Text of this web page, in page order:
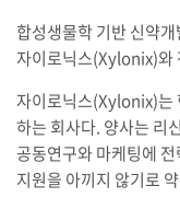
합성생물학 기반 신약
자이로닉스(Xylonix)와
자이로닉스(Xylonix)는
하는 회사다. 양사는 리
공동연구와 마케팅에
지원을 아끼지 않기로